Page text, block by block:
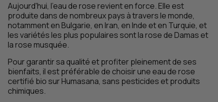
Aujourd'hui, l'eau de rose revient en force. Elle est
produite dans de nombreux pays à travers le monde,
notamment en Bulgarie, en Iran, en Inde et en Turquie, et
les variétés les plus populaires sont la rose de Damas et
la rose musquée.
Pour garantir sa qualité et profiter pleinement de ses
bienfaits, il est préférable de choisir une eau de rose
certifié bio sur Humasana, sans pesticides et produits
chimiques.